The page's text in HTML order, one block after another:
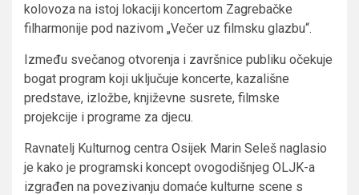
kolovoza na istoj lokaciji koncertom Zagrebačke
filharmonije pod nazivom „Večer uz filmsku glazbu“.
Između svečanog otvorenja i završnice publiku očekuje
bogat program koji uključuje koncerte, kazališne
predstave, izložbe, književne susrete, filmske
projekcije i programe za djecu.
Ravnatelj Kulturnog centra Osijek Marin Seleš naglasio
je kako je programski koncept ovogodišnjeg OLJK-a
izgrađen na povezivanju domaće kulturne scene s